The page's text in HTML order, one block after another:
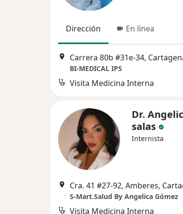
Dirección En línea
Carrera 80b #31e-34,
BI-MEDICAL IPS
Visita Medicina Interna
Dr.
salas
Internista
S-Mart.Salud By Angelica Gómez
Visita Medicina Interna